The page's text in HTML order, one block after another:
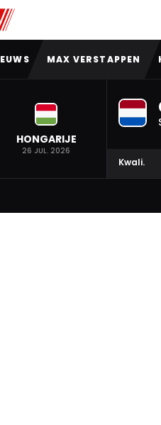
MAX VERSTAPPEN
HONGARIJE
26 JUL. 2026
Kwali.